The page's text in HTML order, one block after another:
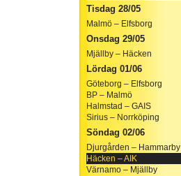
Tisdag 28/05
Malmö – Elfsborg
Onsdag 29/05
Mjällby – Häcken
Lördag 01/06
Göteborg – Elfsborg
BP – Malmö
Halmstad – GAIS
Sirius – Norrköping
Söndag 02/06
Djurgården – Hammarby
Häcken – AIK
Värnamo – Mjällby